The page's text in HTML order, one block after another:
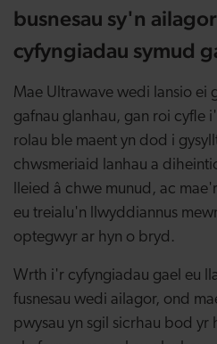
busnesau sy'n
cyfyngiadau symud
Mae Ultrawave wedi lansio ei
gafnau glanhau, gan roi cyfle
rolau ble maent yn dod i
chwsmeriaid lanhau a
lleied â chwe munud, ac
eu treialu'n llwyddiannus
optegwyr ar hyn o bryd.
Wrth i'r cyfyngiadau gael eu
fusnesau wedi ailagor, ond
pwysau yn sgil sicrhau bod yr